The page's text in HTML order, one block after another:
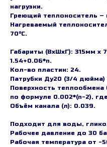
нагрузки.
Греющий теплоноситель –
Нагреваемый
70°C.
Габариты (ВхШхГ): 315мм х
1.54+0.06*n.
Кол-во пластин: 24.
Патрубки Ду20 (3/4 дюйма)
Поверхность теплообмена
по формуле 0.002*(n-2),
Объём канала (л): 0.039.
Подходит для воды,
Рабочее давление до 30
Рабочая температура от -